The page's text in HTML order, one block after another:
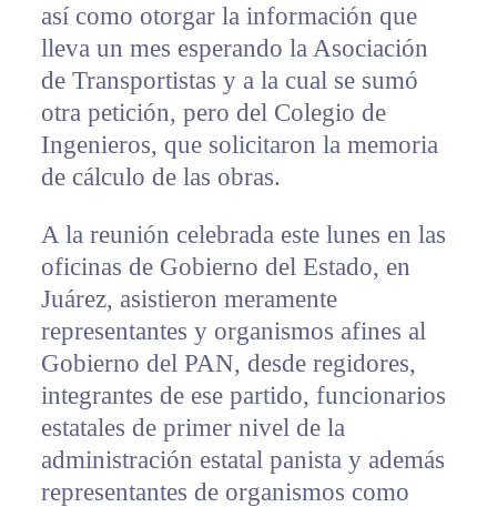
así como otorgar la información que
lleva un mes esperando la Asociación
de Transportistas y a la cual se sumó
otra petición, pero del Colegio de
Ingenieros, que solicitaron la memoria
de cálculo de las obras.
A la reunión celebrada este lunes en las
oficinas de Gobierno del Estado, en
Juárez, asistieron meramente
representantes y organismos afines al
Gobierno del PAN, desde regidores,
integrantes de ese partido, funcionarios
estatales de primer nivel de la
administración estatal panista y además
representantes de organismos como